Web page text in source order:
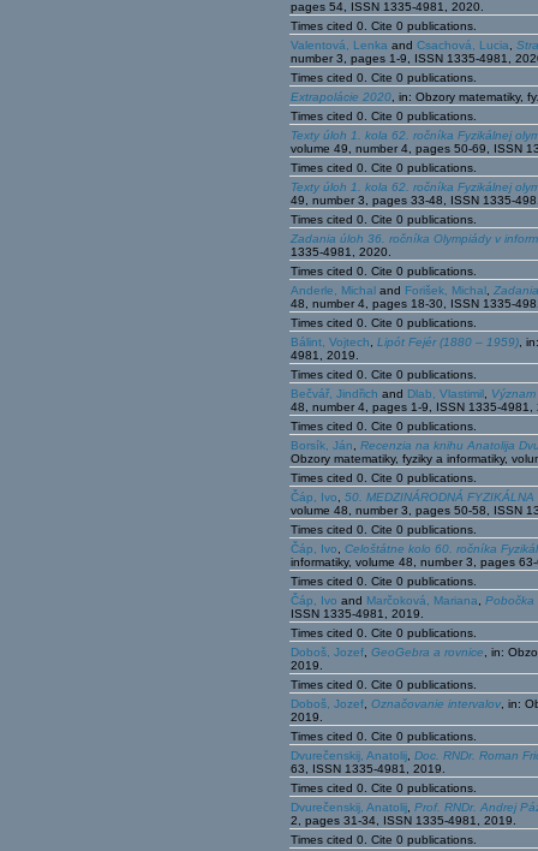
pages 54, ISSN 1335-4981, 2020.
Times cited 0. Cite 0 publications.
Valentová, Lenka and Csachová, Lucia
number 3, pages 1-9, ISSN 1335-4981,
Times cited 0. Cite 0 publications.
Extrapolácie 2020 , in: Obzory matematiky,
Times cited 0. Cite 0 publications.
Texty úloh 1. kola 62. ročníka Fyzikálnej
volume 49, number 4, pages 50-69, ISSN
Times cited 0. Cite 0 publications.
Texty úloh 1. kola 62. ročníka Fyzikálnej
49, number 3, pages 33-48, ISSN 1335-
Times cited 0. Cite 0 publications.
Zadania úloh 36. ročníka Olympiády v
1335-4981, 2020.
Times cited 0. Cite 0 publications.
Anderle, Michal and Forišek, Michal
48, number 4, pages 18-30, ISSN 1335-
Times cited 0. Cite 0 publications.
Bálint, Vojtech
Lipót Fejér (1880 – 1959) ,
4981, 2019.
Times cited 0. Cite 0 publications.
Bečvář, Jindřich and Dlab, Vlastimil
48, number 4, pages 1-9, ISSN 1335-4981,
Times cited 0. Cite 0 publications.
Borsík, Ján
Recenzia na knihu Anatolija
Obzory matematiky, fyziky a informatiky,
Times cited 0. Cite 0 publications.
Čáp, Ivo
50. MEDZINÁRODNÁ
volume 48, number 3, pages 50-58, ISSN
Times cited 0. Cite 0 publications.
Čáp, Ivo
Celoštátne kolo 60. ročníka
informatiky, volume 48, number 3, pages
Times cited 0. Cite 0 publications.
Čáp, Ivo and Marčoková, Mariana
Pobočka
ISSN 1335-4981, 2019.
Times cited 0. Cite 0 publications.
Doboš, Jozef GeoGebra a rovnice , in:
2019.
Times cited 0. Cite 0 publications.
Doboš, Jozef Označovanie intervalov , in:
2019.
Times cited 0. Cite 0 publications.
Dvurečenskij, Anatolij Doc. RNDr. Roman
63, ISSN 1335-4981, 2019.
Times cited 0. Cite 0 publications.
Dvurečenskij, Anatolij Prof. RNDr. Andrej
2, pages 31-34, ISSN 1335-4981, 2019.
Times cited 0. Cite 0 publications.